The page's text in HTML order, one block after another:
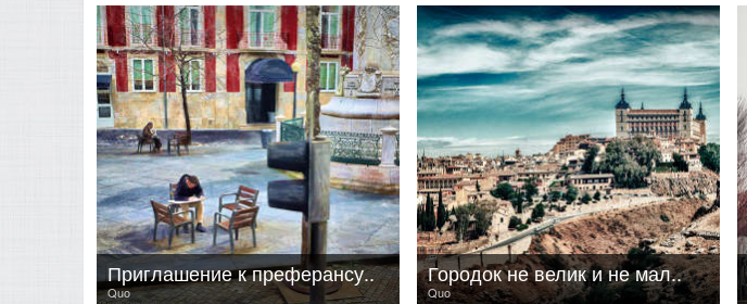
Quo
Приглашение к преферансу..
Quo
Городок не велик и не мал..